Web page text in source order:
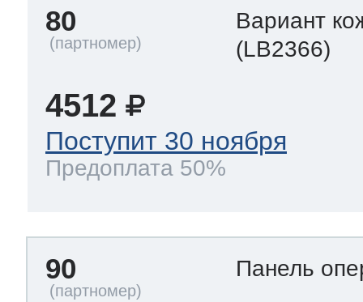
80
Вариант
(LB2366)
4512
Поступит 30 ноября
Предоплата 50%
90 Панель